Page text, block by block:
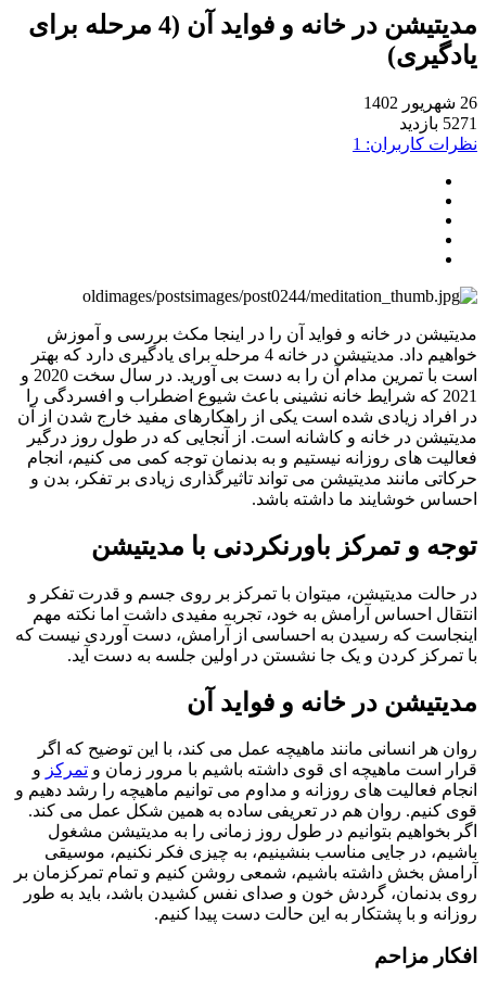
مدیتیشن در خانه و فواید آن (4 مرحله برای
کاربران: 1
در خانه و فواید آن را در اینجا مکث بررسی و آموزش
خواهیم داد. مدیتیشن در خانه 4 مرحله برای یادگیری دارد که بهتر
است با تمرین مدام آن را به دست بی آورید. در سال سخت 2020 و
2021 که شرایط خانه نشینی باعث شیوع اضطراب و افسردگی را
زیادی شده است یکی از راهکارهای مفید خارج شدن از آن
در خانه و کاشانه است. از آنجایی که در طول روز درگیر
های روزانه نیستیم و به بدنمان توجه کمی می کنیم، انجام
مانند مدیتیشن می تواند تاثیرگذاری زیادی بر تفکر، بدن و
خوشایند ما داشته باشد.
و تمرکز باورنکردنی با مدیتیشن
مدیتیشن، میتوان با تمرکز بر روی جسم و قدرت تفکر و
احساس آرامش به خود، تجربه مفیدی داشت اما نکته مهم
که رسیدن به احساسی از آرامش، دست آوردی نیست که
کردن و یک جا نشستن در اولین جلسه به دست آید.
در خانه و فواید آن
هر انسانی مانند ماهیچه عمل می کند، با این توضیح که اگر
است ماهیچه ای قوی داشته باشیم با مرور زمان وتمرکزو
فعالیت های روزانه و مداوم می توانیم ماهیچه را رشد دهیم و
کنیم. روان هم در تعریفی ساده به همین شکل عمل می کند.
بخواهیم بتوانیم در طول روز زمانی را به مدیتیشن مشغول
در جایی مناسب بنشینیم، به چیزی فکر نکنیم، موسیقی
بخش داشته باشیم، شمعی روشن کنیم و تمام تمرکزمان بر
بدنمان، گردش خون و صدای نفس کشیدن باشد، باید به طور
و با پشتکار به این حالت دست پیدا کنیم.
مزاحم